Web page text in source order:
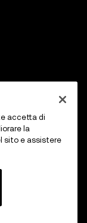
accetta di
la
sito e assistere